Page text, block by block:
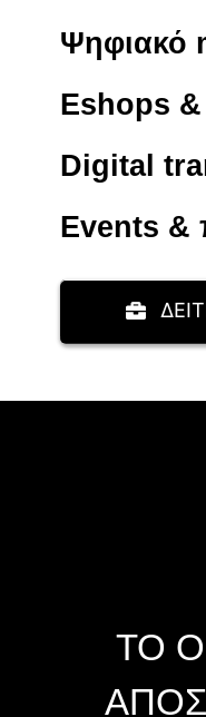
Ψηφιακό
Eshops
Digital
Events &
ΤΟ